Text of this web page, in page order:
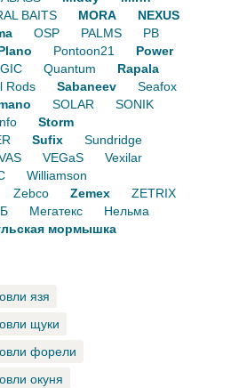
BAITS MORA
NEXUS
OSP PALMS
PB
Pontoon21
Power
Quantum
Rapala
Rods Sabaneev
Seafox
SOLAR
SONIK
Storm
Sufix
Sundridge
VEGaS
Vexilar
Williamson
Zebco Zemex
ZETRIX
Мегатекс
Нельма
мормышка
язя
щуки
форели
окуня